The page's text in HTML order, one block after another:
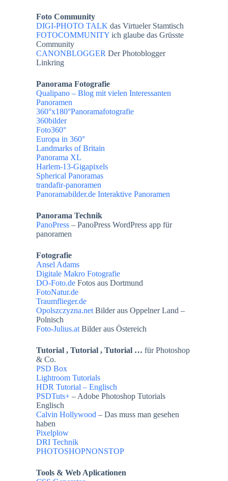
Foto Community
DIGI-PHOTO TALK das Virtueler Stamtisch
FOTOCOMMUNITY ich glaube das Grüsste
Community
CANONBLOGGER Der Photoblogger
Linkring
Panorama Fotografie
Qualipano – Blog mit vielen Interessanten
Panoramen
360°x180°Panoramafotografie
360bilder
Foto360°
Europa in 360°
Landmarks of Britain
Panorama XL
Harlem-13-Gigapixels
Spherical Panoramas
trandafir-panoramen
Panoramabilder.de Interaktive Panoramen
Panorama Technik
PanoPress – PanoPress WordPress app für
panoramen
Fotografie
Ansel Adams
Digitale Makro Fotografie
DO-Foto.de Fotos aus Dortmund
FotoNatur.de
Traumflieger.de
Opolszczyzna.net Bilder aus Oppelner Land –
Polnisch
Foto-Julius.at Bilder aus Östereich
Tutorial , Tutorial , Tutorial … für Photoshop
& Co.
PSD Box
Lightroom Tutorials
HDR Tutorial – Englisch
PSDTuts+ – Adobe Photoshop Tutorials
Englisch
Calvin Hollywood – Das muss man gesehen
haben
Pixelplow
DRI Technik
PHOTOSHOPNONSTOP
Tools & Web Aplicationen